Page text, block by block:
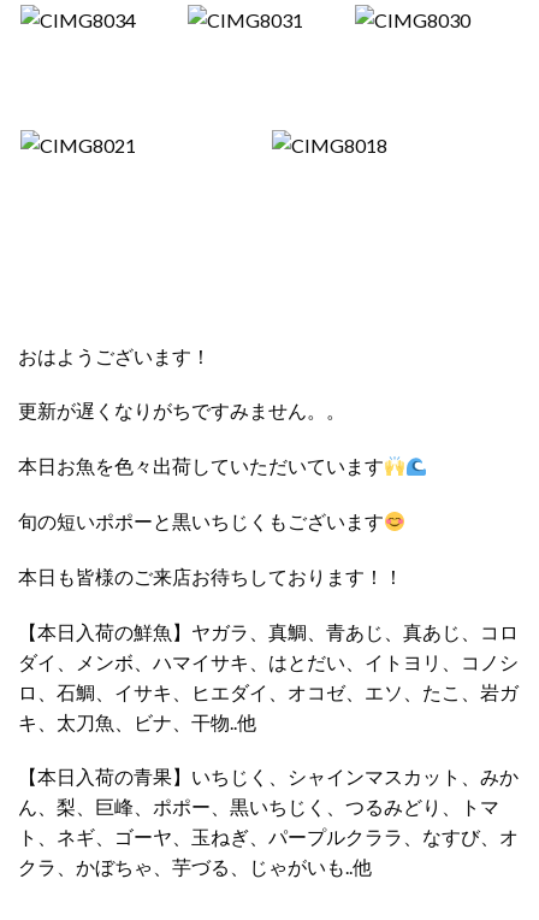
おはようございます！
更新が遅くなりがちですみません。。
本日お魚を色々出荷していただいています
旬の短いポポーと黒いちじくもございます
本日も皆様のご来店お待ちしております！！
【本日入荷の鮮魚】ヤガラ、真鯛、青あじ、真あじ、コロ
ダイ、メンボ、ハマイサキ、はとだい、イトヨリ、コノシ
ロ、石鯛、イサキ、ヒエダイ、オコゼ、エソ、たこ、岩ガ
キ、太刀魚、ビナ、干物..他
【本日入荷の青果】いちじく、シャインマスカット、みか
ん、梨、巨峰、ポポー、黒いちじく、つるみどり、トマ
ト、ネギ、ゴーヤ、玉ねぎ、パープルクララ、なすび、オ
クラ、かぼちゃ、芋づる、じゃがいも..他